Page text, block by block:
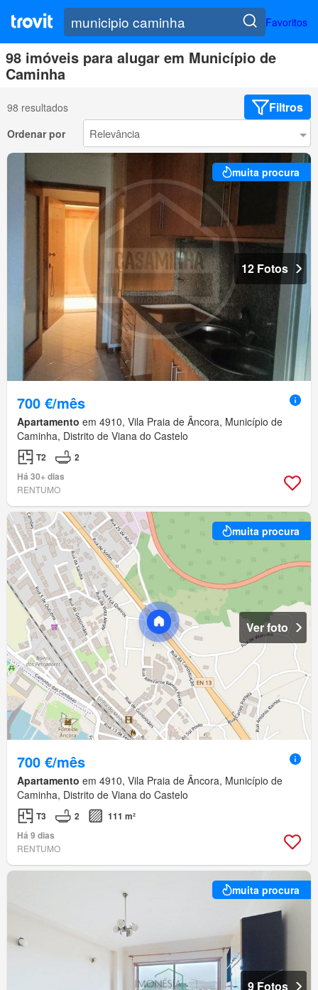
Favoritos
98 imóveis para alugar em Município de
Caminha
98 resultados Filtros
Ordenar por
muita procura
12 Fotos
700 €/mês
Apartamento em 4910, Vila Praia de Âncora, Município de
Caminha, Distrito de Viana do Castelo
T2
2
Há 30+ dias
RENTUMO
muita procura
Ver foto
700 €/mês
Apartamento em 4910, Vila Praia de Âncora, Município de
Caminha, Distrito de Viana do Castelo
T3 2
111 m²
Há 9 dias
RENTUMO
muita procura
9 Fotos